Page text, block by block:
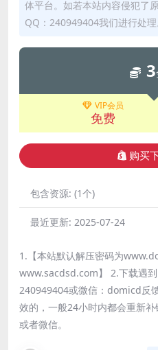
体平台。如若本站内容侵犯了
QQ：240949404我们进行处理
3
VIP会员
免费
购买
包含资源: (1个)
最近更新: 2025-07-24
1.【本站默认解压密码为
www.sacdsd.com】 2.下载遇到
240949404或微信：domicd反
效的，一般24小时内都会重新
或者微信。